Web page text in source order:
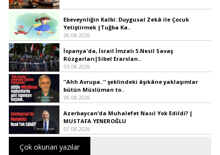
Ebeveynliğin Kalbi: Duygusal Zekâ ile Çocuk
Yetiştirmek |Tuğba Ka..
06.08.2026
İspanya'da, İsrail İmzalı 5.Nesil Savaş
Rüzgarları|Sibel Erarslan..
03.08.2026
''Ahh Avrupa..'' şeklindeki âşıkâne yaklaşımlar
bütün Müslüman to..
06.08.2026
Azerbaycan’da Muhalefet Nasıl Yok Edildi? |
MUSTAFA YENEROĞLU
07.08.2026
Çok okunan yazılar